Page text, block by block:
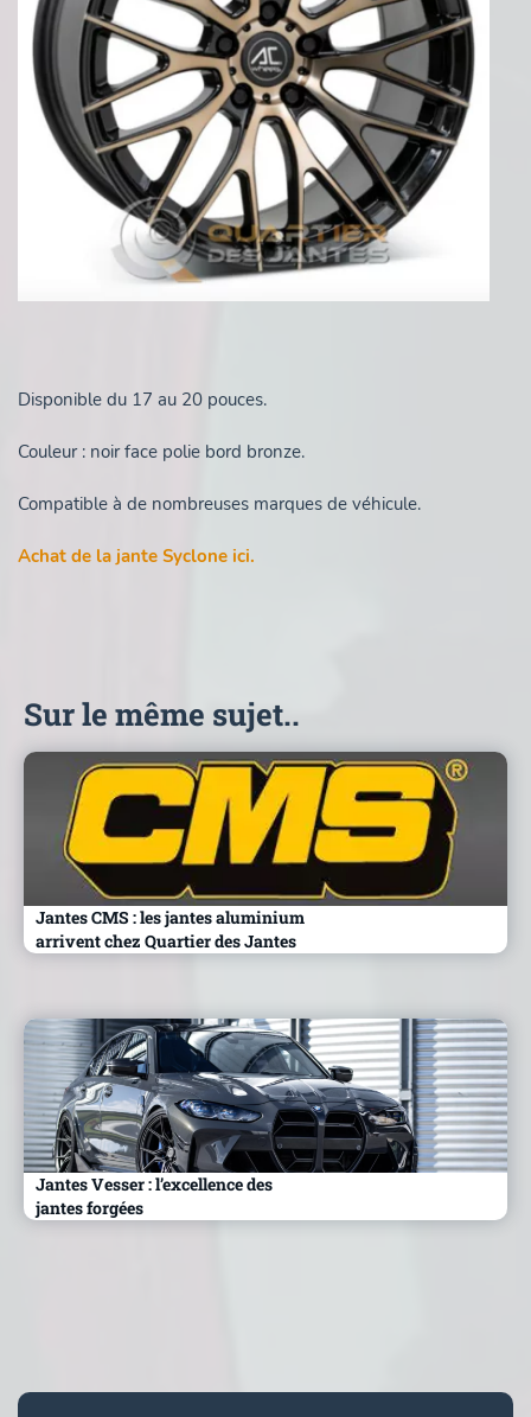
Disponible du 17 au 20 pouces.
Couleur : noir face polie bord bronze.
Compatible à de nombreuses marques de véhicule.
Achat de la jante Syclone ici.
Sur le même sujet..
Jantes CMS : les jantes aluminium
arrivent chez Quartier des Jantes
Jantes Vesser : l’excellence des
jantes forgées